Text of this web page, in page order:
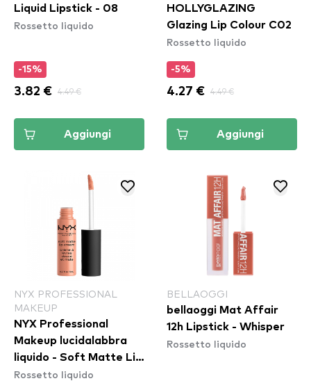
Liquid Lipstick - 08
Rossetto liquido
-15%
3.82 € 4.49 €
Aggiungi
HOLLYGLAZING
Glazing Lip Colour C02
Rossetto liquido
-5%
4.27 € 4.49 €
Aggiungi
NYX PROFESSIONAL
MAKEUP
NYX Professional
Makeup lucidalabbra
liquido - Soft Matte Lip
Cream – Athens
Rossetto liquido
BELLAOGGI
bellaoggi Mat Affair
12h Lipstick - Whisper
Rossetto liquido